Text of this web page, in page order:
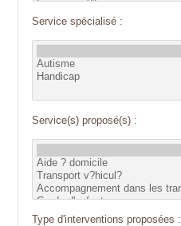
Service spécialisé :
Service(s) proposé(s) :
Type d'interventions proposées :